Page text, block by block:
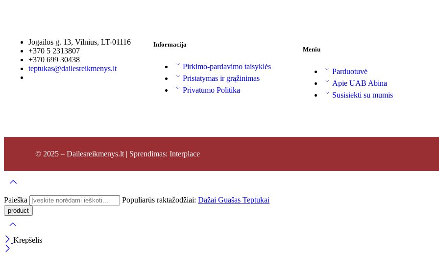
Jogailos g. 13, Vilnius, LT-01116
+370 5 2313807
+370 699 30438
teptukas@dailesreikmenys.lt
Informacija
Pirkimo-pardavimo taisyklės
Pristatymas ir grąžinimas
Privatumo Politika
Meniu
Parduotuvė
Apie UAB Abina
Susisiekti su mumis
© 2025 – Dailesreikmenys.lt | Sprendimas: Interplace
Paieška Populiarūs raktažodžiai: Dažai Guašas Teptukai
Krepšelis